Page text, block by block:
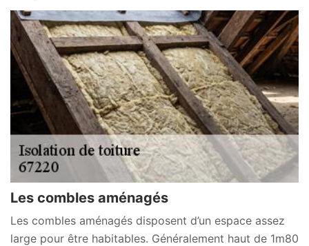
Les combles aménagés
Les combles aménagés disposent d’un espace assez
large pour être habitables. Généralement haut de 1m80